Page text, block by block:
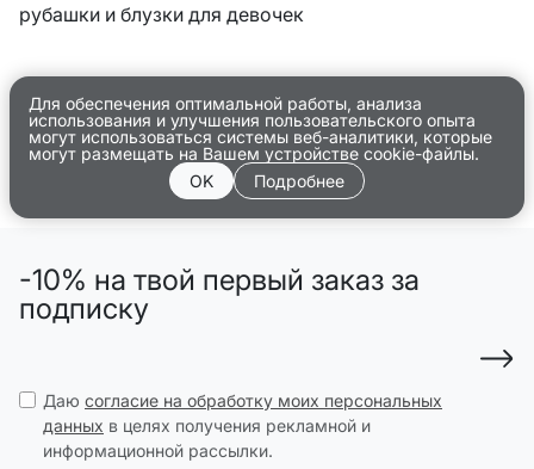
рубашки и блузки для девочек
Для обеспечения оптимальной работы, анализа
использования и улучшения пользовательского опыта
могут использоваться системы веб-аналитики, которые
могут размещать на Вашем устройстве cookie-файлы.
OK
Подробнее
-10% на твой первый заказ за
подписку
Даю согласие на обработку моих персональных
данных в целях получения рекламной и
информационной рассылки.